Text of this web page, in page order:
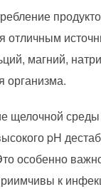
отличным
магний,
организма.
щелочной
pH
особенно
к